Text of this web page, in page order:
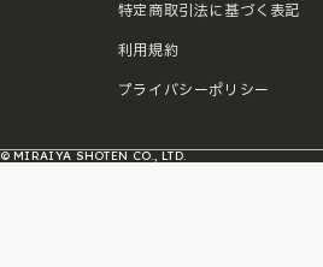
特定商取引法に基づく表記
利用規約
プライバシーポリシー
© MIRAIYA SHOTEN CO., LTD.